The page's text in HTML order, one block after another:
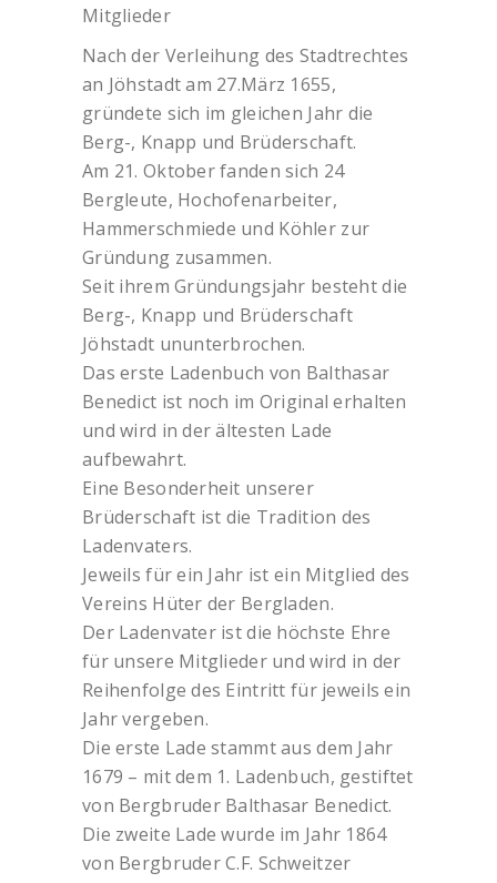
Mitglieder
Nach der Verleihung des Stadtrechtes
an Jöhstadt am 27.März 1655,
gründete sich im gleichen Jahr die
Berg-, Knapp und Brüderschaft.
Am 21. Oktober fanden sich 24
Bergleute, Hochofenarbeiter,
Hammerschmiede und Köhler zur
Gründung zusammen.
Seit ihrem Gründungsjahr besteht die
Berg-, Knapp und Brüderschaft
Jöhstadt ununterbrochen.
Das erste Ladenbuch von Balthasar
Benedict ist noch im Original erhalten
und wird in der ältesten Lade
aufbewahrt.
Eine Besonderheit unserer
Brüderschaft ist die Tradition des
Ladenvaters.
Jeweils für ein Jahr ist ein Mitglied des
Vereins Hüter der Bergladen.
Der Ladenvater ist die höchste Ehre
für unsere Mitglieder und wird in der
Reihenfolge des Eintritt für jeweils ein
Jahr vergeben.
Die erste Lade stammt aus dem Jahr
1679 – mit dem 1. Ladenbuch, gestiftet
von Bergbruder Balthasar Benedict.
Die zweite Lade wurde im Jahr 1864
von Bergbruder C.F. Schweitzer